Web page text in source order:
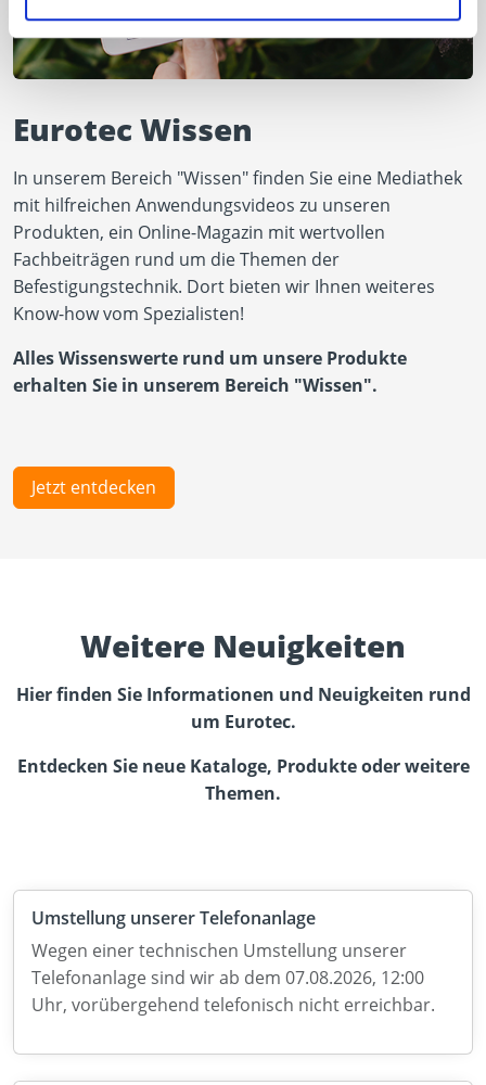
Eurotec Wissen
In unserem Bereich "Wissen" finden Sie eine Mediathek
mit hilfreichen Anwendungsvideos zu unseren
Produkten, ein Online-Magazin mit wertvollen
Fachbeiträgen rund um die Themen der
Befestigungstechnik. Dort bieten wir Ihnen weiteres
Know-how vom Spezialisten!
Alles Wissenswerte rund um unsere Produkte
erhalten Sie in unserem Bereich "Wissen".
Jetzt entdecken
Weitere Neuigkeiten
Hier finden Sie Informationen und Neuigkeiten rund
um Eurotec.
Entdecken Sie neue Kataloge, Produkte oder weitere
Themen.
Umstellung unserer Telefonanlage
Wegen einer technischen Umstellung unserer
Telefonanlage sind wir ab dem 07.08.2026, 12:00
Uhr, vorübergehend telefonisch nicht erreichbar.